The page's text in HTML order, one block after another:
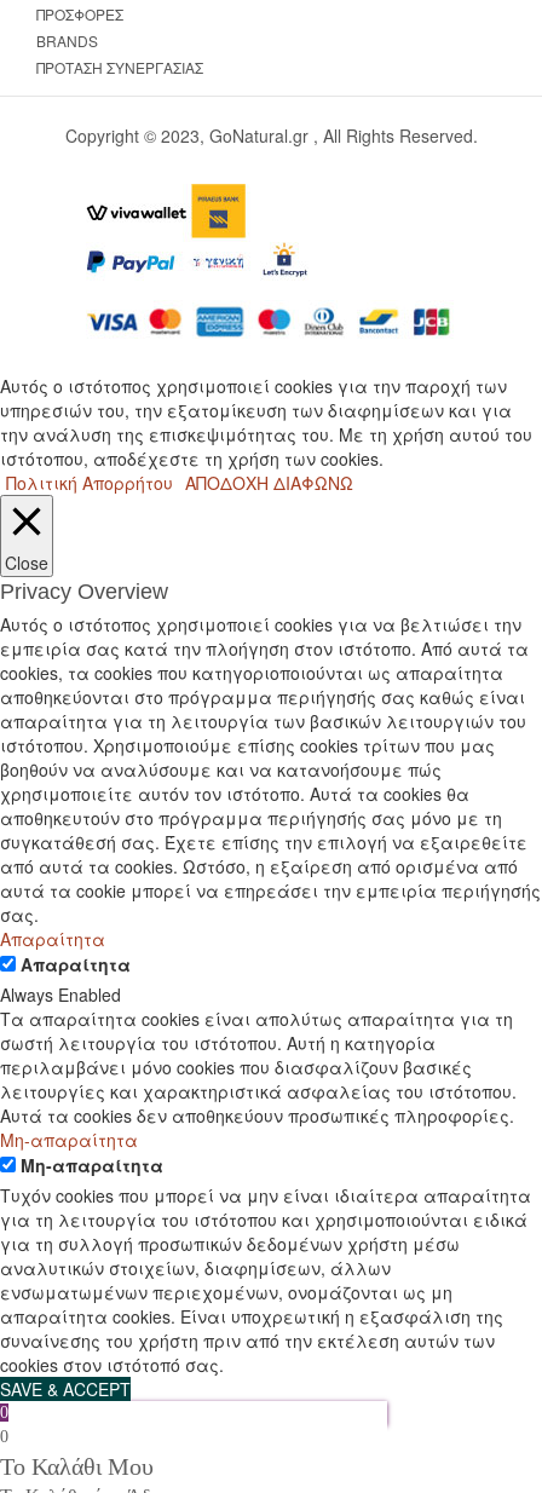
ΠΡΟΣΦΟΡΈΣ
BRANDS
ΠΡΌΤΑΣΗ ΣΥΝΕΡΓΑΣΊΑΣ
Copyright © 2023, GoNatural.gr , All Rights Reserved.
Αυτός ο ιστότοπος χρησιμοποιεί cookies για την παροχή των
υπηρεσιών του, την εξατομίκευση των διαφημίσεων και για
την ανάλυση της επισκεψιμότητας του. Με τη χρήση αυτού του
ιστότοπου, αποδέχεστε τη χρήση των cookies.
Πολιτική Απορρήτου ΑΠΟΔΟΧΗ ΔΙΑΦΩΝΩ
Close
Privacy Overview
Αυτός ο ιστότοπος χρησιμοποιεί cookies για να βελτιώσει την
εμπειρία σας κατά την πλοήγηση στον ιστότοπο. Από αυτά τα
cookies, τα cookies που κατηγοριοποιούνται ως απαραίτητα
αποθηκεύονται στο πρόγραμμα περιήγησής σας καθώς είναι
απαραίτητα για τη λειτουργία των βασικών λειτουργιών του
ιστότοπου. Χρησιμοποιούμε επίσης cookies τρίτων που μας
βοηθούν να αναλύσουμε και να κατανοήσουμε πώς
χρησιμοποιείτε αυτόν τον ιστότοπο. Αυτά τα cookies θα
αποθηκευτούν στο πρόγραμμα περιήγησής σας μόνο με τη
συγκατάθεσή σας. Έχετε επίσης την επιλογή να εξαιρεθείτε
από αυτά τα cookies. Ωστόσο, η εξαίρεση από ορισμένα από
αυτά τα cookie μπορεί να επηρεάσει την εμπειρία περιήγησής
σας.
Απαραίτητα
Απαραίτητα
Always Enabled
Τα απαραίτητα cookies είναι απολύτως απαραίτητα για τη
σωστή λειτουργία του ιστότοπου. Αυτή η κατηγορία
περιλαμβάνει μόνο cookies που διασφαλίζουν βασικές
λειτουργίες και χαρακτηριστικά ασφαλείας του ιστότοπου.
Αυτά τα cookies δεν αποθηκεύουν προσωπικές πληροφορίες.
Μη-απαραίτητα
Μη-απαραίτητα
Τυχόν cookies που μπορεί να μην είναι ιδιαίτερα απαραίτητα
για τη λειτουργία του ιστότοπου και χρησιμοποιούνται ειδικά
για τη συλλογή προσωπικών δεδομένων χρήστη μέσω
αναλυτικών στοιχείων, διαφημίσεων, άλλων
ενσωματωμένων περιεχομένων, ονομάζονται ως μη
απαραίτητα cookies. Είναι υποχρεωτική η εξασφάλιση της
συναίνεσης του χρήστη πριν από την εκτέλεση αυτών των
cookies στον ιστότοπό σας.
SAVE & ACCEPT
0
0
Το Καλάθι Μου